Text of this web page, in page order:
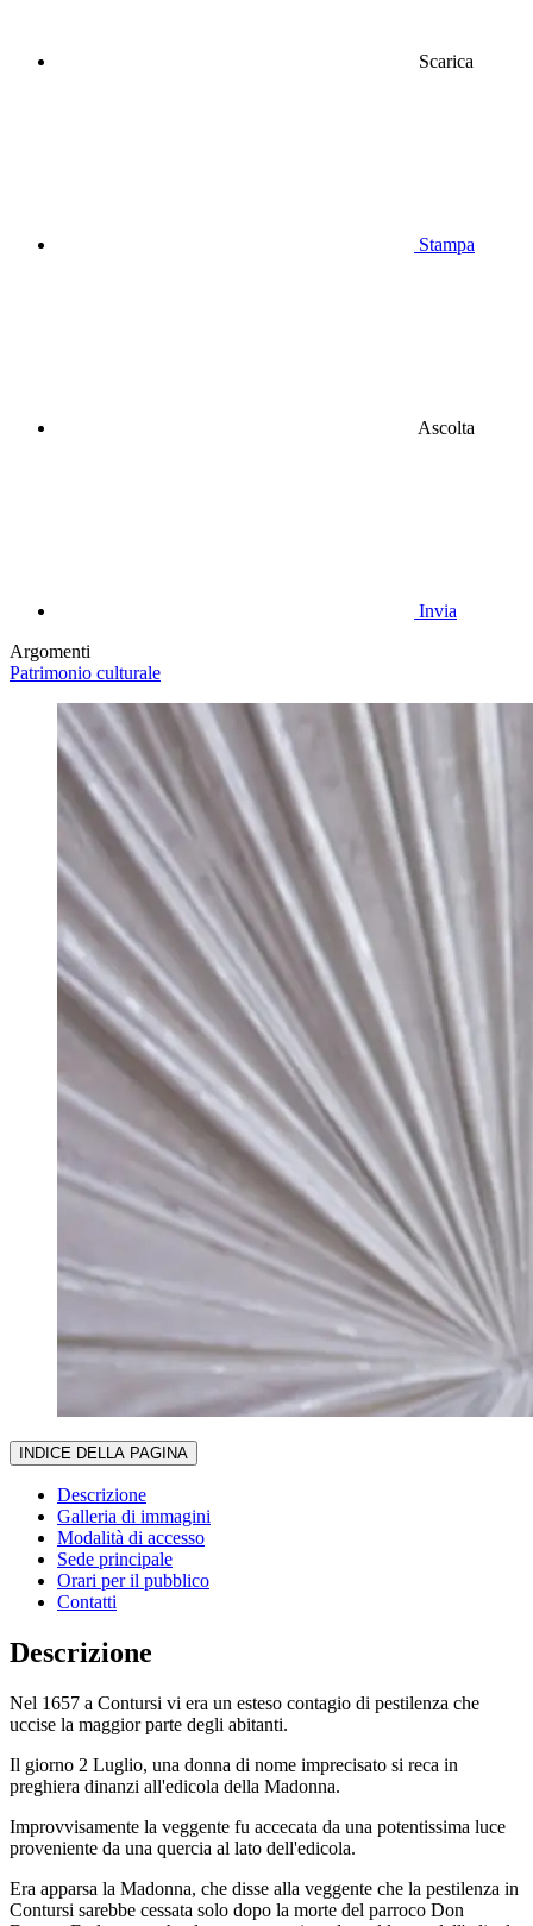
Scarica
Stampa
Ascolta
Invia
Argomenti
Patrimonio culturale
INDICE DELLA PAGINA
Descrizione
Galleria di immagini
Modalità di accesso
Sede principale
Orari per il pubblico
Contatti
Descrizione
Nel 1657 a Contursi vi era un esteso contagio di pestilenza che
uccise la maggior parte degli abitanti.
Il giorno 2 Luglio, una donna di nome imprecisato si reca in
preghiera dinanzi all'edicola della Madonna.
Improvvisamente la veggente fu accecata da una potentissima luce
proveniente da una quercia al lato dell'edicola.
Era apparsa la Madonna, che disse alla veggente che la pestilenza in
Contursi sarebbe cessata solo dopo la morte del parroco Don